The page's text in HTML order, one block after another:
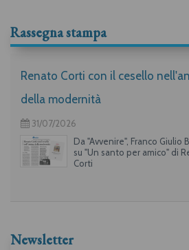
Rassegna stampa
Renato Corti con il cesello
della modernità
31/07/2026
Da "Avvenire", Franco Giulio
su "Un santo per amico" di
Corti
Newsletter